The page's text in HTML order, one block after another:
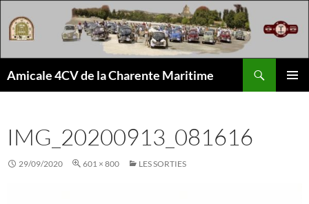
au
contenu
Amicale 4CV de la Charente Maritime
IMG_20200913_081616
29/09/2020 601 × 800 LES SORTIES